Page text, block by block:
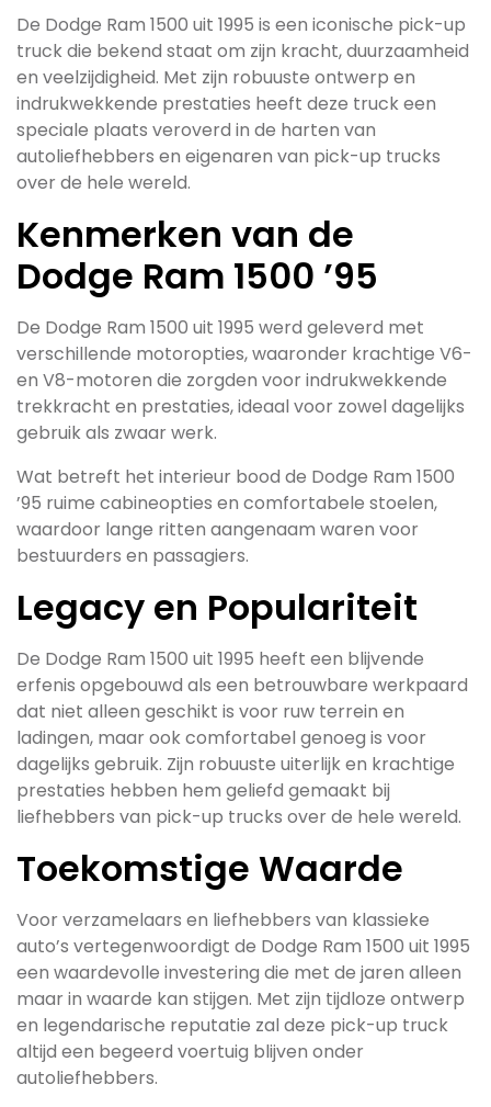
De Dodge Ram 1500 uit 1995 is een iconische pick-up
truck die bekend staat om zijn kracht, duurzaamheid
en veelzijdigheid. Met zijn robuuste ontwerp en
indrukwekkende prestaties heeft deze truck een
speciale plaats veroverd in de harten van
autoliefhebbers en eigenaren van pick-up trucks
over de hele wereld.
Kenmerken van de
Dodge Ram 1500 ’95
De Dodge Ram 1500 uit 1995 werd geleverd met
verschillende motoropties, waaronder krachtige V6-
en V8-motoren die zorgden voor indrukwekkende
trekkracht en prestaties, ideaal voor zowel dagelijks
gebruik als zwaar werk.
Wat betreft het interieur bood de Dodge Ram 1500
’95 ruime cabineopties en comfortabele stoelen,
waardoor lange ritten aangenaam waren voor
bestuurders en passagiers.
Legacy en Populariteit
De Dodge Ram 1500 uit 1995 heeft een blijvende
erfenis opgebouwd als een betrouwbare werkpaard
dat niet alleen geschikt is voor ruw terrein en
ladingen, maar ook comfortabel genoeg is voor
dagelijks gebruik. Zijn robuuste uiterlijk en krachtige
prestaties hebben hem geliefd gemaakt bij
liefhebbers van pick-up trucks over de hele wereld.
Toekomstige Waarde
Voor verzamelaars en liefhebbers van klassieke
auto’s vertegenwoordigt de Dodge Ram 1500 uit 1995
een waardevolle investering die met de jaren alleen
maar in waarde kan stijgen. Met zijn tijdloze ontwerp
en legendarische reputatie zal deze pick-up truck
altijd een begeerd voertuig blijven onder
autoliefhebbers.